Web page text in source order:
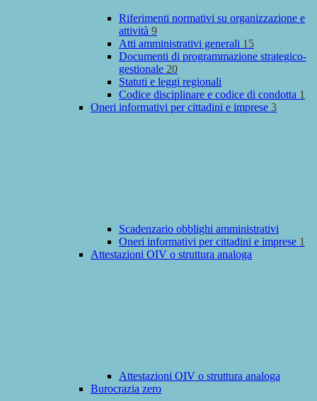
Riferimenti normativi su organizzazione e
attività 9
Atti amministrativi generali 15
Documenti di programmazione strategico-
gestionale 20
Statuti e leggi regionali
Codice disciplinare e codice di condotta 1
Oneri informativi per cittadini e imprese 3
Scadenzario obblighi amministrativi
Oneri informativi per cittadini e imprese 1
Attestazioni OIV o struttura analoga
Attestazioni OIV o struttura analoga
Burocrazia zero